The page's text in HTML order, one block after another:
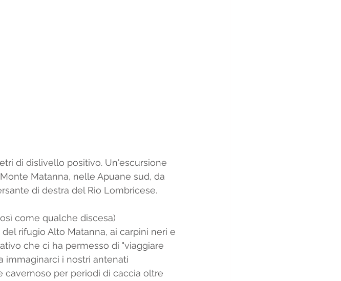
di dislivello positivo. Un'escursione
Matanna, nelle Apuane sud, da
di destra del Rio Lombricese.
come qualche discesa)
rifugio Alto Matanna, ai carpini neri e
che ci ha permesso di "viaggiare
immaginarci i nostri antenati
per periodi di caccia oltre